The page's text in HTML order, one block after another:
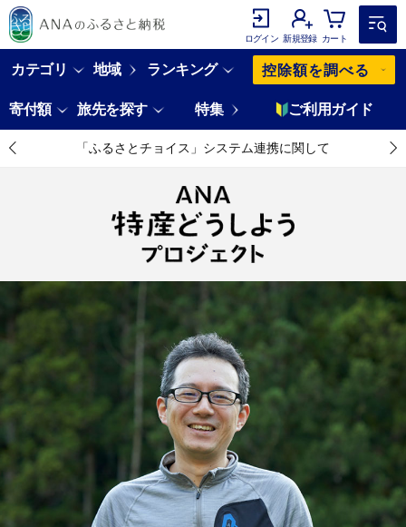
ログイン 新規登録 カート
カテゴリ 地域 ランキング 控除額を調べる
寄付額 旅先を探す 特集 ご利用ガイド
「ふるさとチョイス」システム連携に関して